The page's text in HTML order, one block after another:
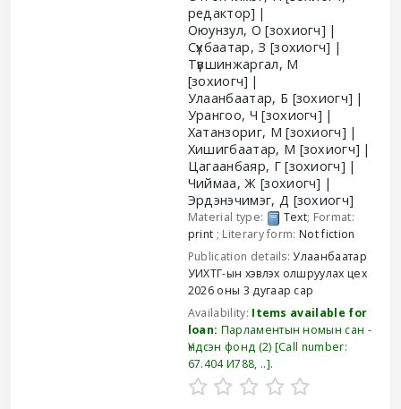
редактор]
Оюунзул, О [зохиогч]
Сүхбаатар, З [зохиогч]
Түвшинжаргал, М
[зохиогч]
Улаанбаатар, Б [зохиогч]
Урангоо, Ч [зохиогч]
Хатанзориг, М [зохиогч]
Хишигбаатар, М [зохиогч]
Цагаанбаяр, Г[зохиогч]
Чиймаа, Ж [зохиогч]
Эрдэнэчимэг, Д [зохиогч]
Material type: Text; Format:
print ; Literary form:Not fiction
Publication details:Улаанбаатар
УИХТГ-ын хэвлэх олшруулах цех
2026 оны 3 дугаар сар
Availability: Items available for
loan: Парламентын номын сан -
Үндсэн фонд (2) Call number:
67.404 И788, .. .